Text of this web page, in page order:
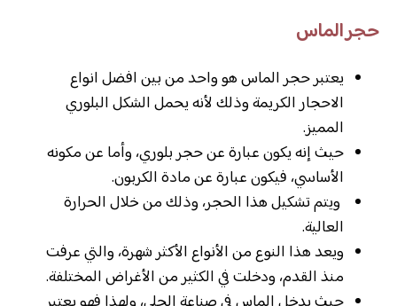
حجر الماس
يعتبر حجر الماس هو واحد من بين افضل انواع
الاحجار الكريمة وذلك لأنه يحمل الشكل البلوري
المميز.
حيث إنه يكون عبارة عن حجر بلوري، وأما عن مكونه
الأساسي، فيكون عبارة عن مادة الكربون.
ويتم تشكيل هذا الحجر، وذلك من خلال الحرارة
العالية.
ويعد هذا النوع من الأنواع الأكثر شهرة، والتي عرفت
منذ القدم، ودخلت في الكثير من الأغراض المختلفة.